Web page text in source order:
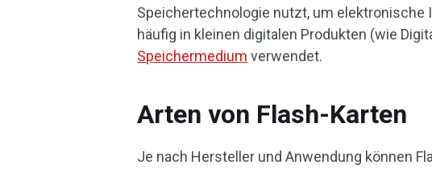
Speichertechnologie nutzt, um elektronische
häufig in kleinen digitalen Produkten (wie
Speichermedium verwendet.
Arten von Flash-Karten
Je nach Hersteller und Anwendung können